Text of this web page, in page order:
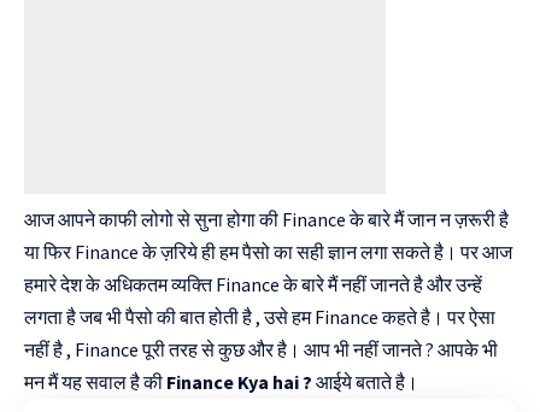
आज आपने काफी लोगो से सुना होगा की Finance के बारे मैं जान न ज़रूरी है
या फिर Finance के ज़रिये ही हम पैसो का सही ज्ञान लगा सकते है। पर आज
हमारे देश के अधिकतम व्यक्ति Finance के बारे मैं नहीं जानते है और उन्हें
लगता है जब भी पैसो की बात होती है , उसे हम Finance कहते है। पर ऐसा
नहीं है , Finance पूरी तरह से कुछ और है। आप भी नहीं जानते ? आपके भी
मन मैं यह सवाल है की Finance Kya hai ? आईये बताते है।